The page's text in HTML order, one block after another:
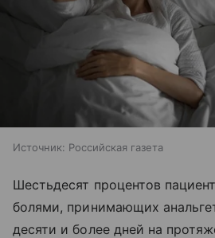
Источник: Российская газета
Шестьдесят процентов
болями, принимающих
десяти и более дней на